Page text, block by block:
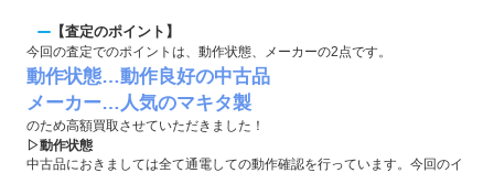
【査定のポイント】
今回の査定でのポイントは、動作状態、メーカーの2点です。
動作状態…動作良好の中古品
メーカー…人気のマキタ製
のため高額買取させていただきました！
▷動作状態
中古品におきましては全て通電しての動作確認を行っています。今回のイ